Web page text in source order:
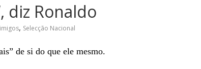
diz Ronaldo
, Selecção Nacional
de si do que ele mesmo.